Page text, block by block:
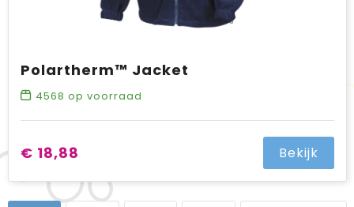
Polartherm™ Jacket
4568 op voorraad
€ 18,88 Bekijk